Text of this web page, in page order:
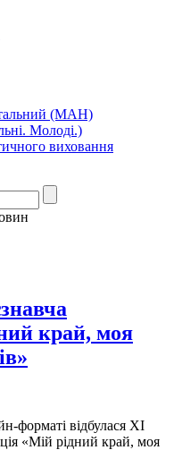
(МАН)
Молоді.)
виховання
край, моя
форматі відбулася ХІ
«Мій рідний край, моя